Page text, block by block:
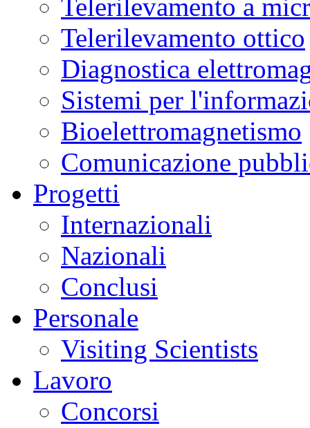
Telerilevamento a
Telerilevamento ottico
Diagnostica
Sistemi per
Bioelettromagnetismo
Comunicazione
Progetti
Internazionali
Nazionali
Conclusi
Personale
Visiting Scientists
Lavoro
Concorsi